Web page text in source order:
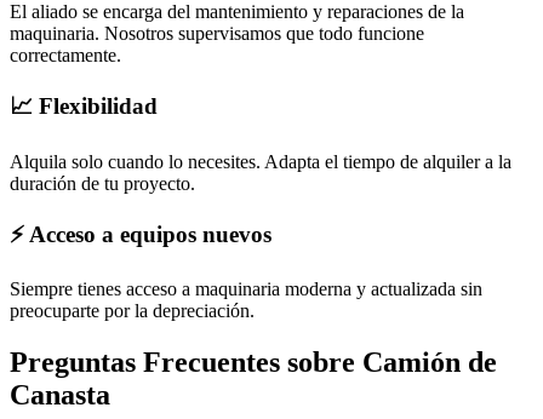
El aliado se encarga del mantenimiento y reparaciones de la
maquinaria. Nosotros supervisamos que todo funcione
correctamente.
📈 Flexibilidad
Alquila solo cuando lo necesites. Adapta el tiempo de alquiler a la
duración de tu proyecto.
⚡ Acceso a equipos nuevos
Siempre tienes acceso a maquinaria moderna y actualizada sin
preocuparte por la depreciación.
Preguntas Frecuentes sobre Camión de
Canasta